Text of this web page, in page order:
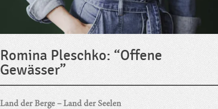
Romina Pleschko: “Offene
Gewässer”
Land der Berge – Land der Seelen